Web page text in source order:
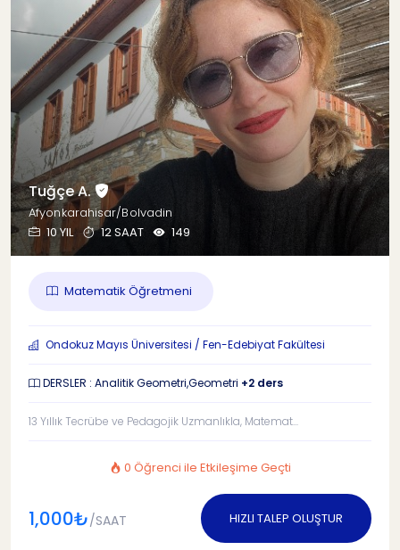
Tuğçe A.
Afyonkarahisar/Bolvadin
10 YIL
12 SAAT 149
Matematik Öğretmeni
Ondokuz Mayıs Üniversitesi / Fen-Edebiyat Fakültesi
DERSLER : Analitik Geometri,Geometri +2 ders
13 Yıllık Tecrübe ve Pedagojik Uzmanlıkla, Matemat...
0 Öğrenci ile Etkileşime Geçti
1,000₺/SAAT HIZLI TALEP OLUŞTUR